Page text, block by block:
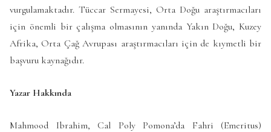
vurgulamaktadır. Tüccar Sermayesi, Orta Doğu araştırmacıları
için önemli bir çalışma olmasının yanında Yakın Doğu, Kuzey
Afrika, Orta Çağ Avrupası araştırmacıları için de kıymetli bir
başvuru kaynağıdır.
Yazar Hakkında
Mahmood Ibrahim, Cal Poly Pomona’da Fahri (Emeritus)